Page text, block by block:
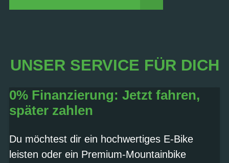
UNSER SERVICE FÜR DICH
0% Finanzierung: Jetzt fahren,
später zahlen
Du möchtest dir ein hochwertiges E-Bike
leisten oder ein Premium-Mountainbike